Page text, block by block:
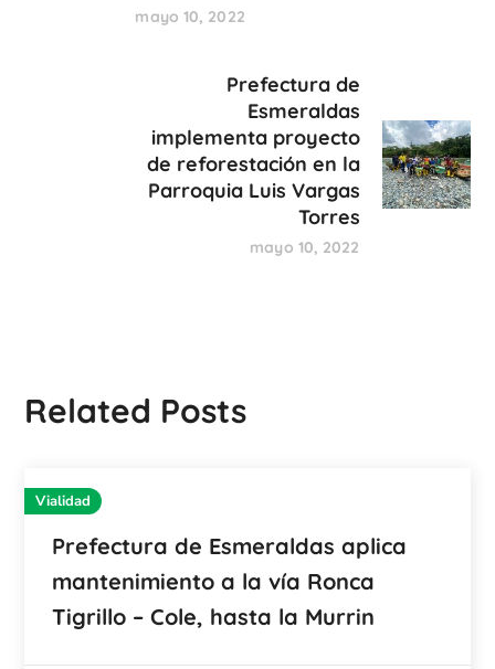
mayo 10, 2022
Prefectura de
Esmeraldas
implementa proyecto
de reforestación en la
Parroquia Luis Vargas
Torres
mayo 10, 2022
Related Posts
Vialidad
Prefectura de Esmeraldas aplica
mantenimiento a la vía Ronca
Tigrillo – Cole, hasta la Murrin